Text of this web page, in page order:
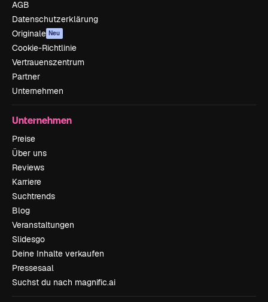
AGB
Datenschutzerklärung
Originale Neu
Cookie-Richtlinie
Vertrauenszentrum
Partner
Unternehmen
Unternehmen
Preise
Über uns
Reviews
Karriere
Suchtrends
Blog
Veranstaltungen
Slidesgo
Deine Inhalte verkaufen
Pressesaal
Suchst du nach magnific.ai